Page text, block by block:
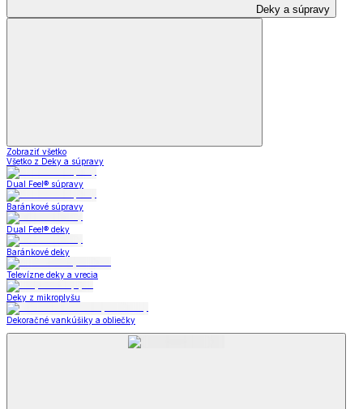
Deky a súpravy
Zobraziť všetko
Všetko z Deky a súpravy
Dual Feel® súpravy
Baránkové súpravy
Dual Feel® deky
Baránkové deky
Televízne deky a vrecia
Deky z mikroplyšu
Dekoračné vankúšiky a obliečky